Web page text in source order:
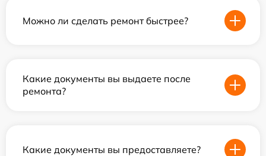
Можно ли сделать ремонт быстрее?
Какие документы вы выдаете после
ремонта?
Какие документы вы предоставляете?